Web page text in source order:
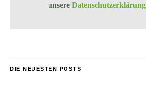
unsereDatenschutzerklärung
DIE NEUESTEN POSTS